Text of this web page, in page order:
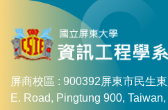
屏商校區 : 900392屏東市民生
E. Road, Pingtung 900,